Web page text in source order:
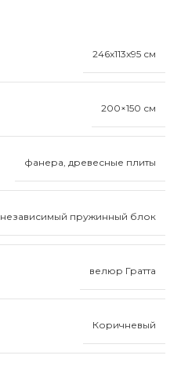
246x113x95 см
200×150 см
фанера, древесные плиты
независимый пружинный блок
велюр Гратта
Коричневый